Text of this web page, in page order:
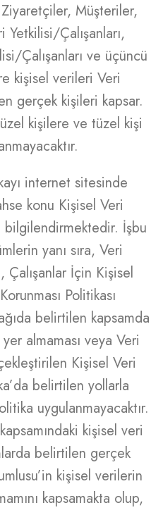
Müşteriler,
Çalışanları,
Çalışanları ve üçüncü
kişisel verileri Veri
gerçek kişileri kapsar.
kişilere ve tüzel kişi
internet sitesinde
konu Kişisel Veri
bilgilendirmektedir. İşbu
yanı sıra, Veri
Çalışanlar İçin Kişisel
Politikası
belirtilen kapsamda
almaması veya Veri
Kişisel Veri
belirtilen yollarla
uygulanmayacaktır.
kişisel veri
belirtilen gerçek
kişisel verilerin
kapsamakta olup,